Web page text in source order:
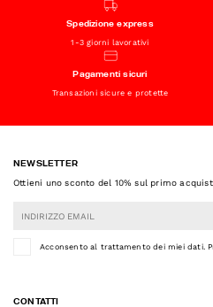
Spedizione express
1-3 giorni lavorativi
Pagamenti sicuri
Transazioni sicure e protette
NEWSLETTER
Ottieni uno sconto del 10% sul primo
Acconsento al trattamento dei miei dati.
CONTATTI